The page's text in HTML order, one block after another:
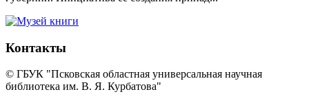
Контакты
© ГБУК "Псковская областная универсальная научная
библиотека им. В. Я. Курбатова"